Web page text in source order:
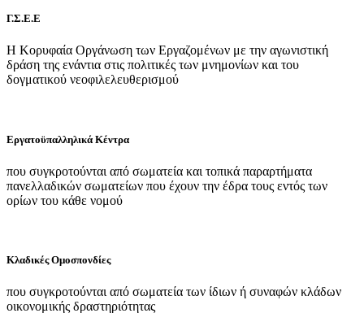
Γ.Σ.Ε.Ε
Η Κορυφαία Οργάνωση των Εργαζομένων με την αγωνιστική
δράση της ενάντια στις πολιτικές των μνημονίων και του
δογματικού νεοφιλελευθερισμού
Εργατοϋπαλληλικά Κέντρα
που συγκροτούνται από σωματεία και τοπικά παραρτήματα
πανελλαδικών σωματείων που έχουν την έδρα τους εντός των
ορίων του κάθε νομού
Κλαδικές Ομοσπονδίες
που συγκροτούνται από σωματεία των ίδιων ή συναφών κλάδων
οικονομικής δραστηριότητας